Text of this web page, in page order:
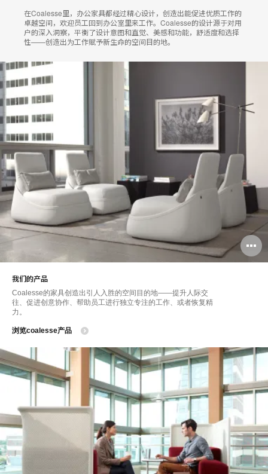
在Coalesse里，办公家具都经过精心设计，创造出能促进优质工作的
卓越空间，欢迎员工回到办公室里来工作。Coalesse的设计源于对用
户的深入洞察，平衡了设计意图和直觉、美感和功能，舒适度和选择
性——创造出为工作赋予新生命的空间目的地。
我们的产品
Coalesse的家具创造出引人入胜的空间目的地——提升人际交
往、促进创意协作、帮助员工进行独立专注的工作、或者恢复精
力。
浏览coalesse产品